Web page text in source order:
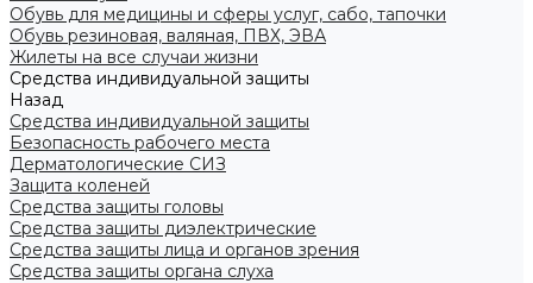
Обувь для медицины и сферы услуг, сабо, тапочки
Обувь резиновая, валяная, ПВХ, ЭВА
Жилеты на все случаи жизни
Средства индивидуальной защиты
Назад
Средства индивидуальной защиты
Безопасность рабочего места
Дерматологические СИЗ
Защита коленей
Средства защиты головы
Средства защиты диэлектрические
Средства защиты лица и органов зрения
Средства защиты органа слуха